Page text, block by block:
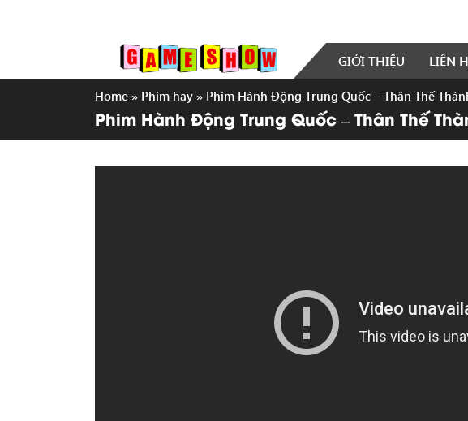
GIỚI THIỆU LIÊN
Home » Phim hay » Phim Hành Động Trung Quốc – Thân Thế
Phim Hành Động Trung Quốc – Thân Thế